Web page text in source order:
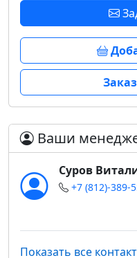
Ваши
Суров
+7 (812)-389-
Показать все